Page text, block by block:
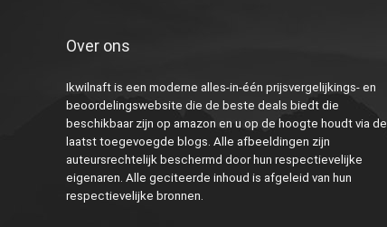
Over ons
Ikwilnaft is een moderne alles-in-één prijsvergelijkings- en
beoordelingswebsite die de beste deals biedt die
beschikbaar zijn op amazon en u op de hoogte houdt via de
laatst toegevoegde blogs. Alle afbeeldingen zijn
auteursrechtelijk beschermd door hun respectievelijke
eigenaren. Alle geciteerde inhoud is afgeleid van hun
respectievelijke bronnen.